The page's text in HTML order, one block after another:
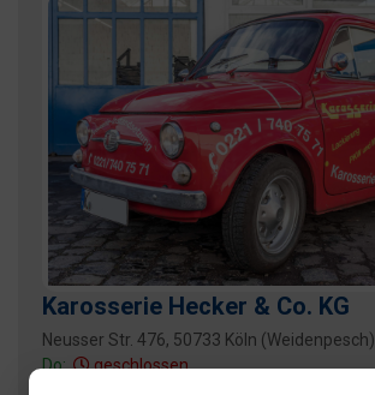
Karosserie Hecker & Co. KG
Neusser Str. 476, 50733 Köln (Weidenpesch)
Do:
geschlossen